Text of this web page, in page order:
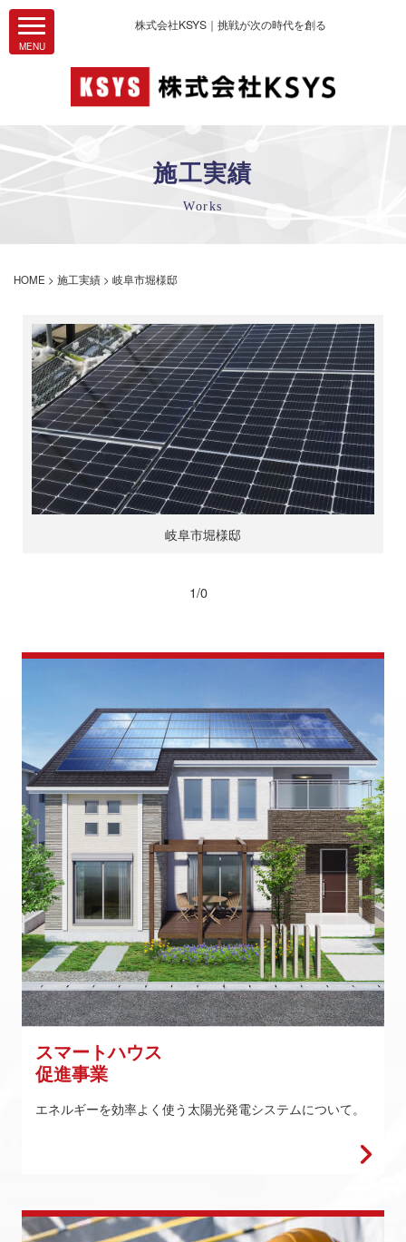
株式会社KSYS｜挑戦が次の時代を創る
施工実績
Works
HOME > 施工実績 > 岐阜市堀様邸
岐阜市堀様邸
1/0
スマートハウス
促進事業
エネルギーを効率よく使う太陽光発電システムについて。